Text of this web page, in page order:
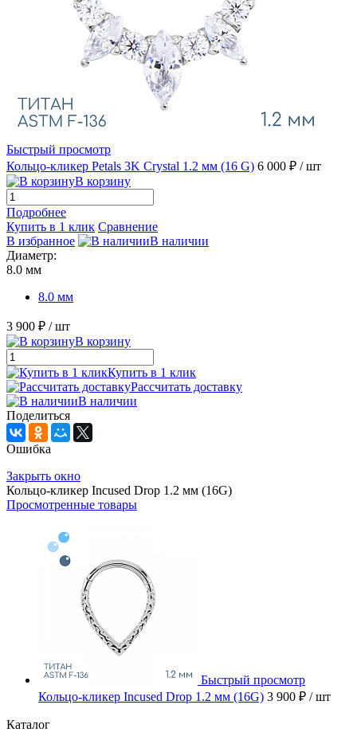
Быстрый просмотр
Кольцо-кликер Petals 3K Crystal 1.2 мм (16 G) 6 000 ₽ / шт
В корзину
Подробнее
Купить в 1 клик Сравнение
В избранное
В наличии
Диаметр:
8.0 мм
8.0 мм
3 900 ₽ / шт
В корзину
Купить в 1 клик
Рассчитать доставку
В наличии
Поделиться
Ошибка
Закрыть окно
Кольцо-кликер Incused Drop 1.2 мм (16G)
Просмотренные товары
Быстрый просмотр
Кольцо-кликер Incused Drop 1.2 мм (16G) 3 900 ₽ / шт
Каталог